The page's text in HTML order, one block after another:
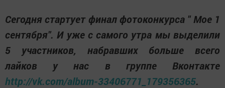
Сегодня стартует финал фотоконкурса " Мое 1
сентября". И уже с самого утра мы выделили
5 участников, набравших больше всего
лайков у нас в группе Вконтакте
http://vk.com/album-33406771_179356365.